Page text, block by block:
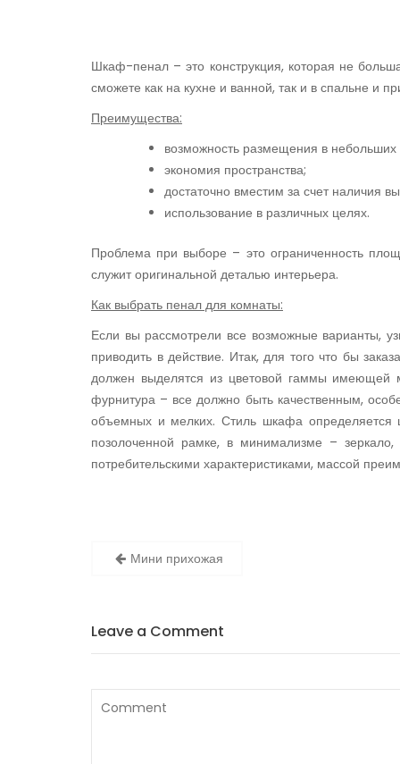
Шкаф-пенал – это конструкция, которая не
сможете как на кухне и ванной, так и в спальне и
Преимущества:
возможность размещения в
экономия пространства;
достаточно вместим за счет наличия
использование в различных целях.
Проблема при выборе – это ограниченность
служит оригинальной деталью интерьера.
Как выбрать пенал для комнаты:
Если вы рассмотрели все возможные варианты,
приводить в действие. Итак, для того что бы
должен выделятся из цветовой гаммы имеющей
фурнитура – все должно быть качественным,
объемных и мелких. Стиль шкафа определяется
позолоченной рамке, в минимализме –
потребительскими характеристиками, массой
в
и
а
Мини прихожая
Leave a Comment